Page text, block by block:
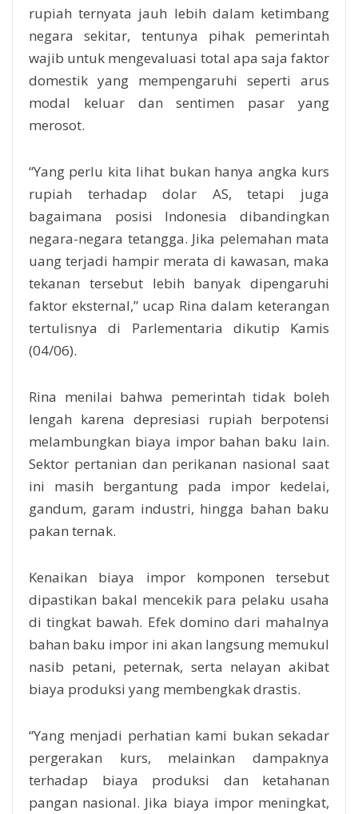
rupiah ternyata jauh lebih dalam ketimbang
negara sekitar, tentunya pihak pemerintah
wajib untuk mengevaluasi total apa saja faktor
domestik yang mempengaruhi seperti arus
modal keluar dan sentimen pasar yang
merosot.
“Yang perlu kita lihat bukan hanya angka kurs
rupiah terhadap dolar AS, tetapi juga
bagaimana posisi Indonesia dibandingkan
negara-negara tetangga. Jika pelemahan mata
uang terjadi hampir merata di kawasan, maka
tekanan tersebut lebih banyak dipengaruhi
faktor eksternal,” ucap Rina dalam keterangan
tertulisnya di Parlementaria dikutip Kamis
(04/06).
Rina menilai bahwa pemerintah tidak boleh
lengah karena depresiasi rupiah berpotensi
melambungkan biaya impor bahan baku lain.
Sektor pertanian dan perikanan nasional saat
ini masih bergantung pada impor kedelai,
gandum, garam industri, hingga bahan baku
pakan ternak.
Kenaikan biaya impor komponen tersebut
dipastikan bakal mencekik para pelaku usaha
di tingkat bawah. Efek domino dari mahalnya
bahan baku impor ini akan langsung memukul
nasib petani, peternak, serta nelayan akibat
biaya produksi yang membengkak drastis.
“Yang menjadi perhatian kami bukan sekadar
pergerakan kurs, melainkan dampaknya
terhadap biaya produksi dan ketahanan
pangan nasional. Jika biaya impor meningkat,